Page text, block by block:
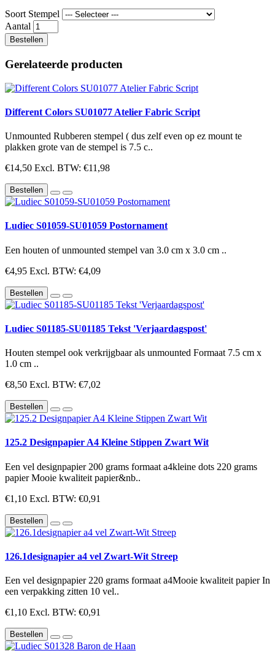
Soort Stempel
Aantal
Bestellen
Gerelateerde producten
Different Colors SU01077 Atelier Fabric Script
Unmounted Rubberen stempel ( dus zelf even op ez mount te
plakken grote van de stempel is 7.5 c..
€14,50 Excl. BTW: €11,98
Bestellen
Ludiec S01059-SU01059 Postornament
Een houten of unmounted stempel van 3.0 cm x 3.0 cm ..
€4,95 Excl. BTW: €4,09
Bestellen
Ludiec S01185-SU01185 Tekst 'Verjaardagspost'
Houten stempel ook verkrijgbaar als unmounted Formaat 7.5 cm x
1.0 cm ..
€8,50 Excl. BTW: €7,02
Bestellen
125.2 Designpapier A4 Kleine Stippen Zwart Wit
Een vel designpapier 200 grams formaat a4kleine dots 220 grams
papier Mooie kwaliteit papier&nb..
€1,10 Excl. BTW: €0,91
Bestellen
126.1designapier a4 vel Zwart-Wit Streep
Een vel designpapier 220 grams formaat a4Mooie kwaliteit papier In
een verpakking zitten 10 vel..
€1,10 Excl. BTW: €0,91
Bestellen